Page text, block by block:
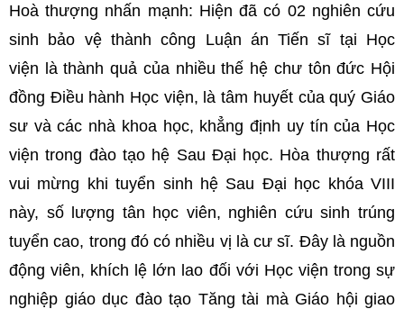
Hoà thượng nhấn mạnh: Hiện đã có 02 nghiên cứu
sinh bảo vệ thành công Luận án Tiến sĩ tại Học
viện là thành quả của nhiều thế hệ chư tôn đức Hội
đồng Điều hành Học viện, là tâm huyết của quý Giáo
sư và các nhà khoa học, khẳng định uy tín của Học
viện trong đào tạo hệ Sau Đại học. Hòa thượng rất
vui mừng khi tuyển sinh hệ Sau Đại học khóa VIII
này, số lượng tân học viên, nghiên cứu sinh trúng
tuyển cao, trong đó có nhiều vị là cư sĩ. Đây là nguồn
động viên, khích lệ lớn lao đối với Học viện trong sự
nghiệp giáo dục đào tạo Tăng tài mà Giáo hội giao